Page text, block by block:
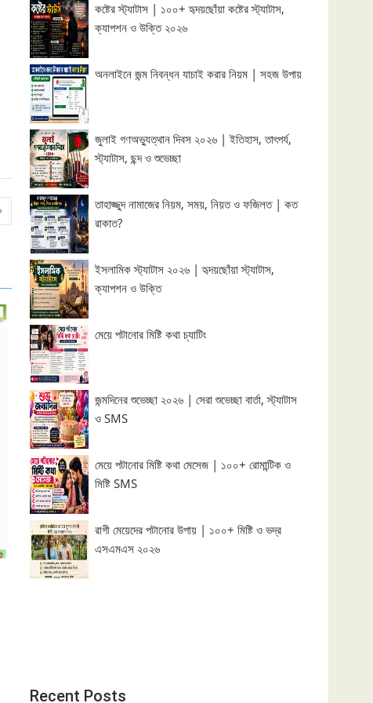
কষ্টের স্ট্যাটাস | ১০০+ হৃদয়ছোঁয়া কষ্টের স্ট্যাটাস,
ক্যাপশন ও উক্তি ২০২৬
অনলাইনে জন্ম নিবন্ধন যাচাই করার নিয়ম | সহজ উপায়
জুলাই গণঅভ্যুত্থান দিবস ২০২৬ | ইতিহাস, তাৎপর্য,
স্ট্যাটাস, ছন্দ ও শুভেচ্ছা
তাহাজ্জুদ নামাজের নিয়ম, সময়, নিয়ত ও ফজিলত | কত
রাকাত?
ইসলামিক স্ট্যাটাস ২০২৬ | হৃদয়ছোঁয়া স্ট্যাটাস,
ক্যাপশন ও উক্তি
মেয়ে পটানোর মিষ্টি কথা চ্যাটিং
জন্মদিনের শুভেচ্ছা ২০২৬ | সেরা শুভেচ্ছা বার্তা, স্ট্যাটাস
ও SMS
মেয়ে পটানোর মিষ্টি কথা মেসেজ | ১০০+ রোমান্টিক ও
মিষ্টি SMS
রাগী মেয়েদের পটানোর উপায় | ১০০+ মিষ্টি ও ভদ্র
এসএমএস ২০২৬
Recent Posts